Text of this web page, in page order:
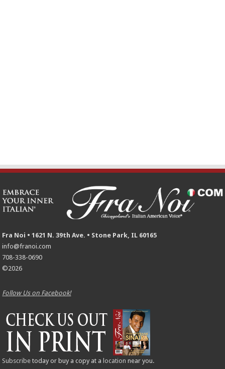
Fra Noi • 1621 N. 39th Ave. • Stone Park, IL 60165
info@franoi.com
708-338-0690
©2026
Follow Us on Facebook!
Subscribe today or buy a copy at a location near you.